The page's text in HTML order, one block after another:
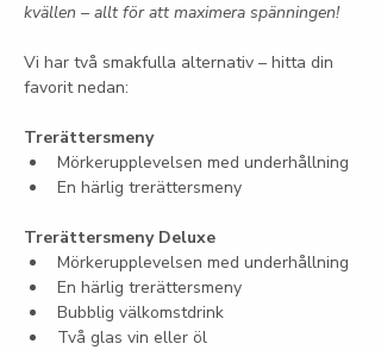
kvällen – allt för att maximera spänningen!
Vi har två smakfulla alternativ – hitta din
favorit nedan:
Trerättersmeny
Mörkerupplevelsen med underhållning
En härlig trerättersmeny
Trerättersmeny Deluxe
Mörkerupplevelsen med underhållning
En härlig trerättersmeny
Bubblig välkomstdrink
Två glas vin eller öl